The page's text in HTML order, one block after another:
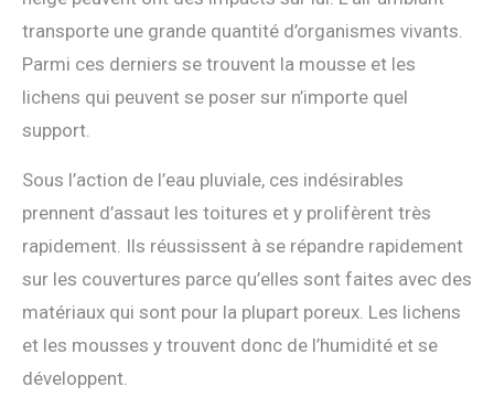
transporte une grande quantité d’organismes vivants.
Parmi ces derniers se trouvent la mousse et les
lichens qui peuvent se poser sur n’importe quel
support.
Sous l’action de l’eau pluviale, ces indésirables
prennent d’assaut les toitures et y prolifèrent très
rapidement. Ils réussissent à se répandre rapidement
sur les couvertures parce qu’elles sont faites avec des
matériaux qui sont pour la plupart poreux. Les lichens
et les mousses y trouvent donc de l’humidité et se
développent.